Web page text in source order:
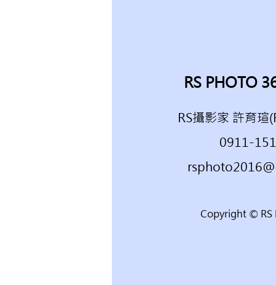
RS PHOTO
RS攝影家 許育瑄
​0911-
Copyright © RS